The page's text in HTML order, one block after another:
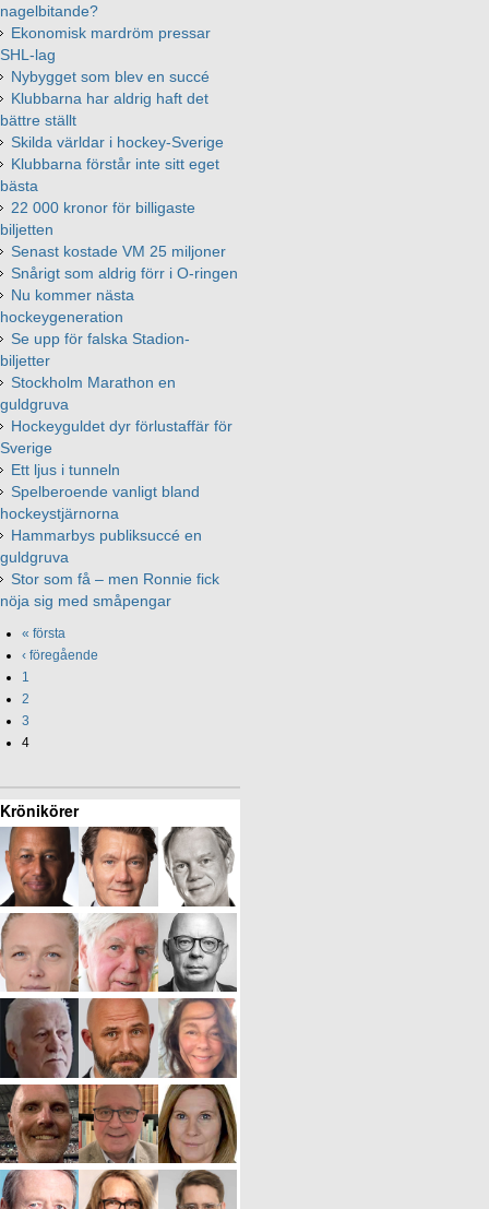
nagelbitande?
Ekonomisk mardröm pressar
SHL-lag
Nybygget som blev en succé
Klubbarna har aldrig haft det
bättre ställt
Skilda världar i hockey-Sverige
Klubbarna förstår inte sitt eget
bästa
22 000 kronor för billigaste
biljetten
Senast kostade VM 25 miljoner
Snårigt som aldrig förr i O-ringen
Nu kommer nästa
hockeygeneration
Se upp för falska Stadion-
biljetter
Stockholm Marathon en
guldgruva
Hockeyguldet dyr förlustaffär för
Sverige
Ett ljus i tunneln
Spelberoende vanligt bland
hockeystjärnorna
Hammarbys publiksuccé en
guldgruva
Stor som få – men Ronnie fick
nöja sig med småpengar
« första
‹ föregående
1
2
3
4
Krönikörer